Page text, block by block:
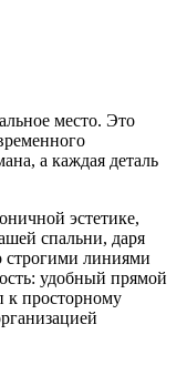
место. Это
а каждая деталь
эстетике,
спальни, даря
строгими линиями
удобный прямой
к просторному